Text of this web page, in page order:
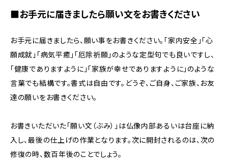
■お手元に届きましたら願い文をお書きください
お手元に届きましたら、願い事をお書きください。「家内安全」「心
願成就」「病気平癒」「厄除祈願」のような定型句でも良いですし、
「健康でありますように」「家族が幸せでありますように」のような
言葉でも結構です。書式は自由です。どうぞ、ご自身、ご家族、お友
達の願いをお書きください。
お書きいただいた「願い文（ぶみ）」は仏像内部あるいは台座に納
入し、最後の仕上げの作業となります。次に開封されるのは、次の
修復の時、数百年後のことでしょう。